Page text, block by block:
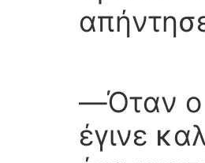
―Όταν ο
έγινε